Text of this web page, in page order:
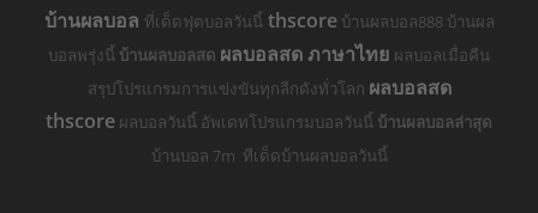
บ้านผลบอล ที่เด็ดฟุตบอลวันนี้ thscoreบ้านผลบอล888 บ้านผล
บอลพรุ่งนี้ บ้านผลบอลสด ผลบอลสด ภาษาไทย ผลบอลเมื่อคืน
สรุปโปรแกรมการแข่งขันทุกลีกดังทั่วโลก ผลบอลสด
thscore ผลบอลวันนี้ อัพเดทโปรแกรมบอลวันนี้ บ้านผลบอลล่าสุด
บ้านบอล 7m ทีเด็ดบ้านผลบอลวันนี้